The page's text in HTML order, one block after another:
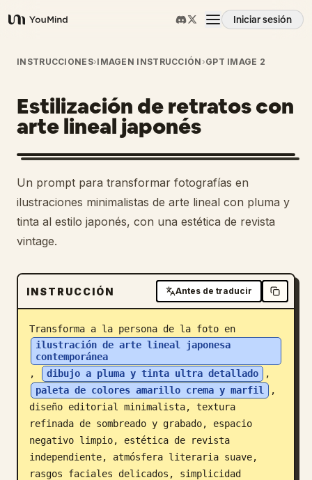
YouMind
Iniciar sesión
Resumen
Casos de uso
Habilidades
Prompts
Precios
Descargar
Blog
Actualizaciones
INSTRUCCIONES›IMAGEN INSTRUCCIÓN ›GPT IMAGE 2
Estilización de retratos con
arte lineal japonés
Un prompt para transformar fotografías en
ilustraciones minimalistas de arte lineal con pluma y
tinta al estilo japonés, con una estética de revista
vintage.
INSTRUCCIÓN Antes de traducir
Transforma a la persona de la foto en
ilustración de arte lineal japonesa
contemporánea
,
dibujo a pluma y tinta ultra detallado
,
paleta de colores amarillo crema y marfil
,
diseño editorial minimalista, textura
refinada de sombreado y grabado, espacio
negativo limpio, estética de revista
independiente, atmósfera literaria suave,
rasgos faciales delicados, simplicidad